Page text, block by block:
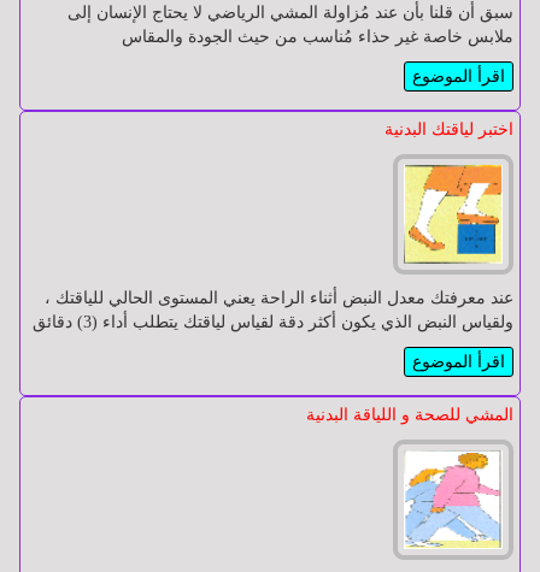
الأمراض
النفسية
الرياضة
اللياقة
البدنية
الأمراض
النفسية
الرياضة
اللياقة
البدنية
سبق أن قلنا بأن عند مُزاولة المشي الرياضي لا يحتاج الإنسان إلى
ملابس خاصة غير حذاء مُناسب من حيث الجودة والمقاس
اقرأ الموضوع
اختبر لياقتك البدنية
عند معرفتك معدل النبض أثناء الراحة يعني المستوى الحالي للياقتك ،
ولقياس النبض الذي يكون أكثر دقة لقياس لياقتك يتطلب أداء (3) دقائق
اقرأ الموضوع
المشي للصحة و اللياقة البدنية